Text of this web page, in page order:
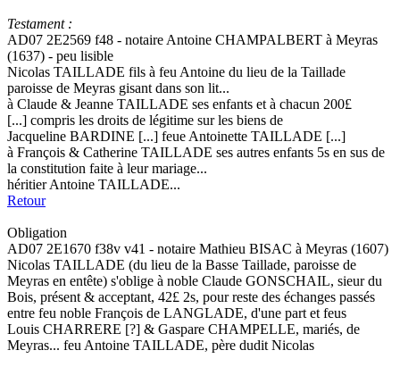
Testament :
AD07 2E2569 f48 - notaire Antoine CHAMPALBERT à Meyras
(1637) - peu lisible
Nicolas TAILLADE fils à feu Antoine du lieu de la Taillade
paroisse de Meyras gisant dans son lit...
à Claude & Jeanne TAILLADE ses enfants et à chacun 200£
[...] compris les droits de légitime sur les biens de
Jacqueline BARDINE [...] feue Antoinette TAILLADE [...]
à François & Catherine TAILLADE ses autres enfants 5s en sus de
la constitution faite à leur mariage...
héritier Antoine TAILLADE...
Retour
Obligation
AD07 2E1670 f38v v41 - notaire Mathieu BISAC à Meyras (1607)
Nicolas TAILLADE (du lieu de la Basse Taillade, paroisse de
Meyras en entête) s'oblige à noble Claude GONSCHAIL, sieur du
Bois, présent & acceptant, 42£ 2s, pour reste des échanges passés
entre feu noble François de LANGLADE, d'une part et feus
Louis CHARRERE [?] & Gaspare CHAMPELLE, mariés, de
Meyras... feu Antoine TAILLADE, père dudit Nicolas